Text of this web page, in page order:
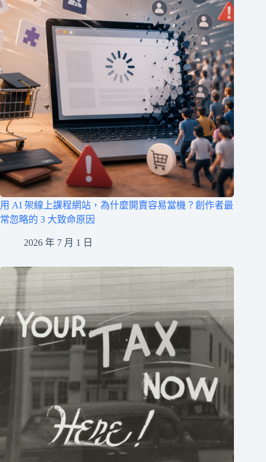
用 AI 架線上課程網站，為什麼開賣容易當機？創作者最
常忽略的 3 大致命原因
2026 年 7 月 1 日